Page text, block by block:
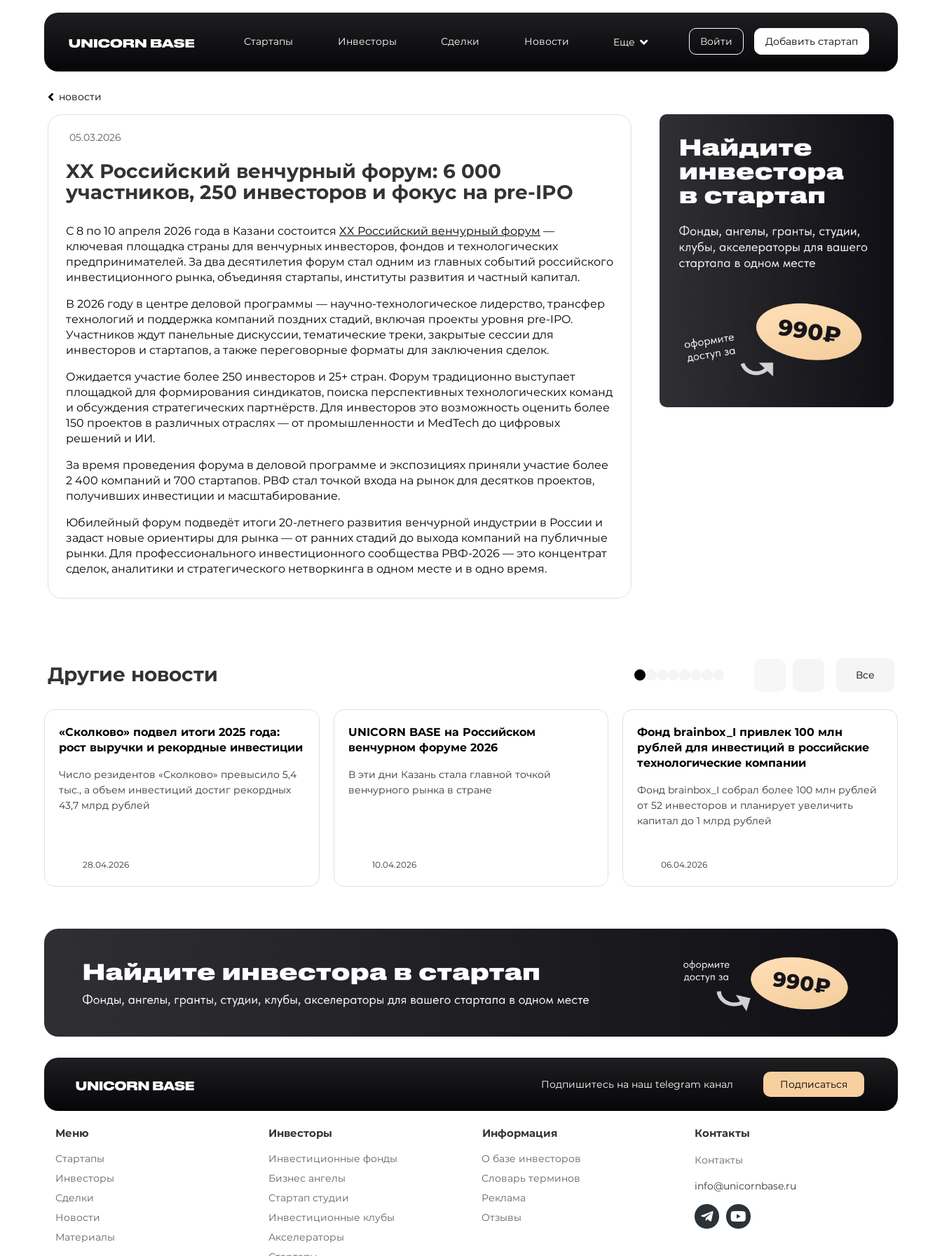
Стартапы Инвесторы Сделки Новости Еще Войти Добавить стартап
новости
05.03.2026
XX Российский венчурный форум: 6 000
участников, 250 инвесторов и фокус на pre-IPO
С 8 по 10 апреля 2026 года в Казани состоится XX Российский венчурный форум —
ключевая площадка страны для венчурных инвесторов, фондов и технологических
предпринимателей. За два десятилетия форум стал одним из главных событий российского
инвестиционного рынка, объединяя стартапы, институты развития и частный капитал.
В 2026 году в центре деловой программы — научно-технологическое лидерство, трансфер
технологий и поддержка компаний поздних стадий, включая проекты уровня pre-IPO.
Участников ждут панельные дискуссии, тематические треки, закрытые сессии для
инвесторов и стартапов, а также переговорные форматы для заключения сделок.
Ожидается участие более 250 инвесторов и 25+ стран. Форум традиционно выступает
площадкой для формирования синдикатов, поиска перспективных технологических команд
и обсуждения стратегических партнёрств. Для инвесторов это возможность оценить более
150 проектов в различных отраслях — от промышленности и MedTech до цифровых
решений и ИИ.
За время проведения форума в деловой программе и экспозициях приняли участие более
2 400 компаний и 700 стартапов. РВФ стал точкой входа на рынок для десятков проектов,
получивших инвестиции и масштабирование.
Юбилейный форум подведёт итоги 20-летнего развития венчурной индустрии в России и
задаст новые ориентиры для рынка — от ранних стадий до выхода компаний на публичные
рынки. Для профессионального инвестиционного сообщества РВФ-2026 — это концентрат
сделок, аналитики и стратегического нетворкинга в одном месте и в одно время.
Другие новости Все
«Сколково» подвел итоги 2025 года:
рост выручки и рекордные инвестиции
Число резидентов «Сколково» превысило 5,4
тыс., а объем инвестиций достиг рекордных
43,7 млрд рублей
28.04.2026
UNICORN BASE на Российском
венчурном форуме 2026
В эти дни Казань стала главной точкой
венчурного рынка в стране
10.04.2026
Фонд brainbox_I привлек 100 млн
рублей для инвестиций в российские
технологические компании
Фонд brainbox_I собрал более 100 млн рублей
от 52 инвесторов и планирует увеличить
капитал до 1 млрд рублей
06.04.2026
Подпишитесь на наш telegram канал Подписаться
Меню
Стартапы
Инвесторы
Сделки
Новости
Материалы
Инвесторы
Инвестиционные фонды
Бизнес ангелы
Стартап студии
Инвестиционные клубы
Акселераторы
Информация
О базе инвесторов
Словарь терминов
Реклама
Отзывы
Контакты
Контакты
info@unicornbase.ru